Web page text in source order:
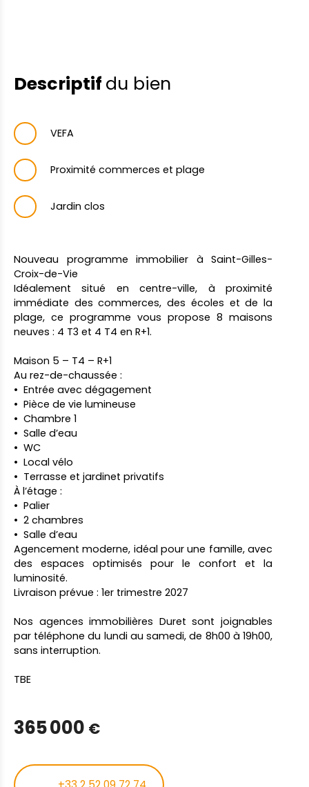
Descriptif du bien
VEFA
Proximité commerces et plage
Jardin clos
Nouveau programme immobilier à Saint-Gilles-
Croix-de-Vie
Idéalement situé en centre-ville, à proximité
immédiate des commerces, des écoles et de la
plage, ce programme vous propose 8 maisons
neuves : 4 T3 et 4 T4 en R+1.
Maison 5 – T4 – R+1
Au rez-de-chaussée :
Entrée avec dégagement
Pièce de vie lumineuse
Chambre 1
Salle d’eau
WC
Local vélo
Terrasse et jardinet privatifs
À l’étage :
Palier
2 chambres
Salle d’eau
Agencement moderne, idéal pour une famille, avec
des espaces optimisés pour le confort et la
luminosité.
Livraison prévue : 1er trimestre 2027
Nos agences immobilières Duret sont joignables
par téléphone du lundi au samedi, de 8h00 à 19h00,
sans interruption.
TBE
365 000 €